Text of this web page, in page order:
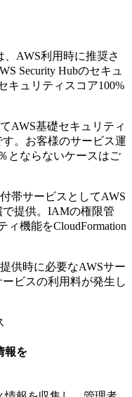
AWS利用時に推奨さ
Security Hubのセキュ
キュリティスコア100%
AWS基礎セキュリティ
。お客様のサービス運
とならないケースはご
帯サービスとしてAWS
提供。IAMの権限管
ィ機能をCloudFormation
供時に必要なAWSサー
ビスの利用料が発生し
報を